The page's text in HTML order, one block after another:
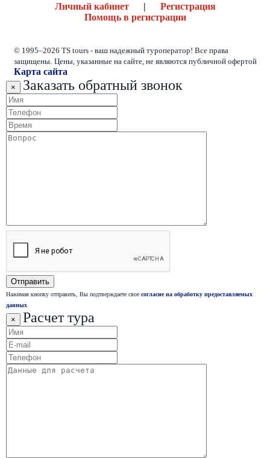
Личный кабинет| Регистрация
Помощь в регистрации
© 1995–2026 TS tours - ваш надежный туроператор! Все права
защищены. Цены, указанные на сайте, не являются публичной офертой
Карта сайта
× Заказать обратный звонок
Нажимая кнопку отправить, Вы подтверждаете свое согласие на обработку предоставляемых
данных
× Расчет тура